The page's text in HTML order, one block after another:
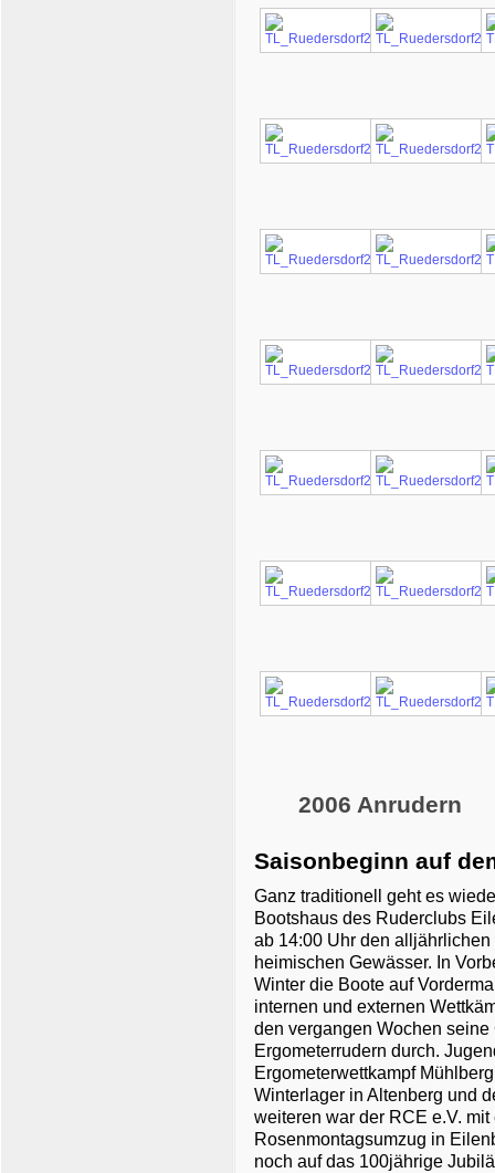
2006 Anrudern
Saisonbeginn auf
Ganz traditionell geht es
Bootshaus des Ruderclubs
ab 14:00 Uhr den
heimischen Gewässer. In
Winter die Boote auf
internen und externen
den vergangen Wochen
Ergometerrudern durch.
Ergometerwettkampf
Winterlager in Altenberg und
weiteren war der RCE e.V.
Rosenmontagsumzug in
noch auf das 100jährige